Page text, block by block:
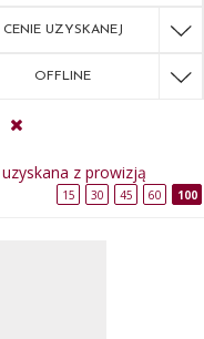
CENIE UZYSKANEJ
OFFLINE
uzyskana z prowizją
15 30 45 60 100